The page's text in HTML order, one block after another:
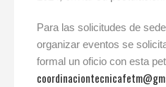
Para las solicitudes de
organizar eventos se
formal un oficio con esta